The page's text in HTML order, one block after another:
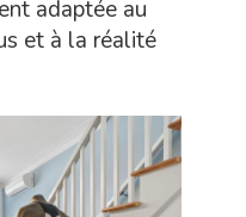
adaptée au
et à la réalité